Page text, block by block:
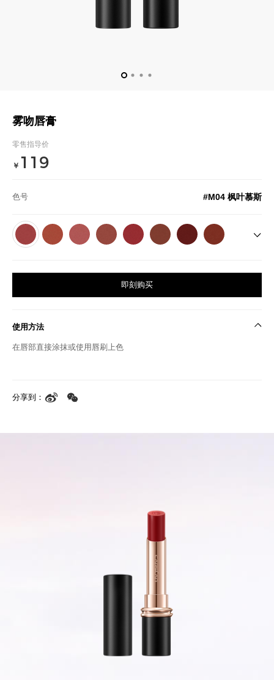
雾吻唇膏
零售指导价
￥ 119
色号 #M04 枫叶慕斯
即刻购买
使用方法
在唇部直接涂抹或使用唇刷上色
分享到：